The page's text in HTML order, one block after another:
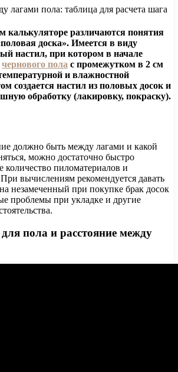
калькуляторе различаются понятия
доска». Имеется в виду
настил, при котором в начале
чернового пола с промежутком в 2 см
и влажностной
создается настил из половых досок и
обработку (лакировку, покраску).
должно быть между лагами и какой
можно достаточно быстро
количество пиломатериалов и
При вычислениям рекомендуется давать
незамеченный при покупке брак досок
проблемы при укладке и другие
пола и расстояние между